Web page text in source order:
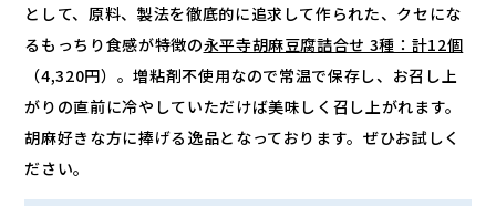
として、原料、製法を徹底的に追求して作られた、クセにな
るもっちり食感が特徴の永平寺胡麻豆腐詰合せ 3種：計12個
（4,320円）。増粘剤不使用なので常温で保存し、お召し上
がりの直前に冷やしていただけば美味しく召し上がれます。
胡麻好きな方に捧げる逸品となっております。ぜひお試しく
ださい。